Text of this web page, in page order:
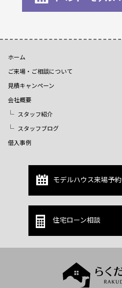
ホーム
ご来場・ご相談について
見積キャンペーン
会社概要
スタッフ紹介
スタッフブログ
借入事例
モデルハウス来場予約
住宅ローン相談